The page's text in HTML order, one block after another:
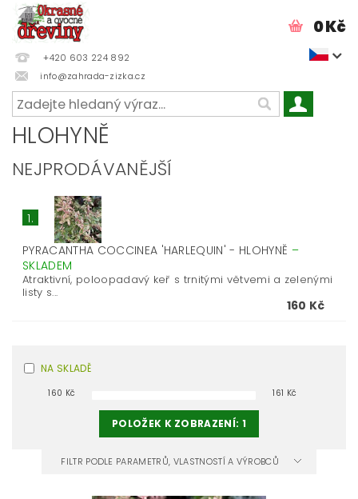
+420 603 224 892
info@zahrada-zizka.cz
0 Kč
HLOHYNĚ
NEJPRODÁVANĚJŠÍ
1.
PYRACANTHA COCCINEA 'HARLEQUIN' - HLOHYNĚ –
SKLADEM
Atraktivní, poloopadavý keř s trnitými větvemi a zelenými
listy s...
160 Kč
NA SKLADĚ
160 Kč 161 Kč
POLOŽEK K ZOBRAZENÍ: 1
FILTR PODLE PARAMETRŮ, VLASTNOSTÍ A VÝROBCŮ